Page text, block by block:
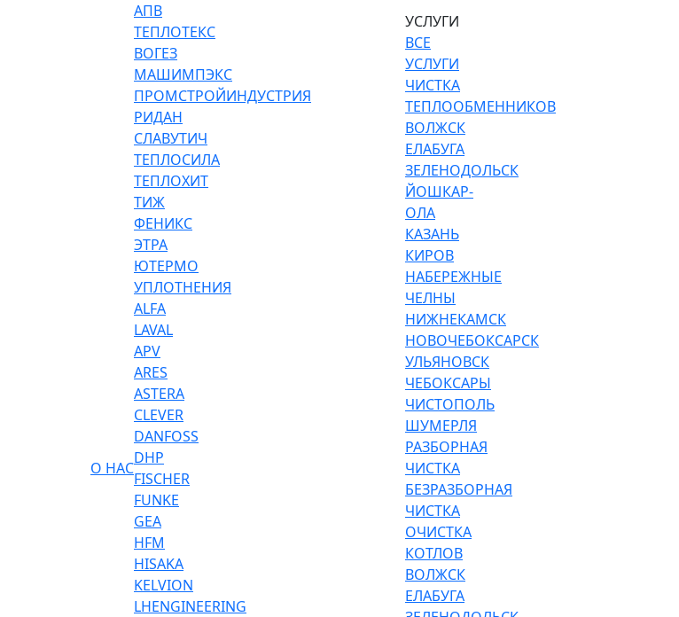
О НАС
АПВ
ТЕПЛОТЕКС
ВОГЕЗ
МАШИМПЭКС
ПРОМСТРОЙИНДУСТРИЯ
РИДАН
СЛАВУТИЧ
ТЕПЛОСИЛА
ТЕПЛОХИТ
ТИЖ
ФЕНИКС
ЭТРА
ЮТЕРМО
УПЛОТНЕНИЯ
ALFA
LAVAL
APV
ARES
ASTERA
CLEVER
DANFOSS
DHP
FISCHER
FUNKE
GEA
HFM
HISAKA
KELVION
LHENGINEERING
УСЛУГИ
ВСЕ
УСЛУГИ
ЧИСТКА
ТЕПЛООБМЕННИКОВ
ВОЛЖСК
ЕЛАБУГА
ЗЕЛЕНОДОЛЬСК
ЙОШКАР-
ОЛА
КАЗАНЬ
КИРОВ
НАБЕРЕЖНЫЕ
ЧЕЛНЫ
НИЖНЕКАМСК
НОВОЧЕБОКСАРСК
УЛЬЯНОВСК
ЧЕБОКСАРЫ
ЧИСТОПОЛЬ
ШУМЕРЛЯ
РАЗБОРНАЯ
ЧИСТКА
БЕЗРАЗБОРНАЯ
ЧИСТКА
ОЧИСТКА
КОТЛОВ
ВОЛЖСК
ЕЛАБУГА